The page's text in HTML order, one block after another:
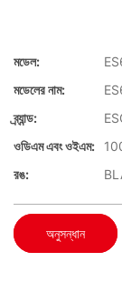
মডেল:
মডেলের নাম:
ব্র্যান্ড:
ওডিএম এবং ওইএম:
রঙ:
অনুসন্ধান